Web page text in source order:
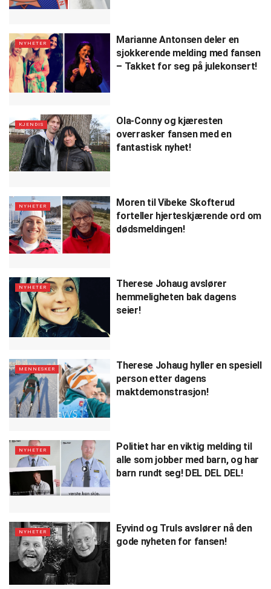
NYHETER
Marianne Antonsen deler en
sjokkerende melding med fansen
– Takket for seg på julekonsert!
KJENDIS
Ola-Conny og kjæresten
overrasker fansen med en
fantastisk nyhet!
NYHETER
Moren til Vibeke Skofterud
forteller hjerteskjærende ord om
dødsmeldingen!
NYHETER
Therese Johaug avslører
hemmeligheten bak dagens
seier!
MENNESKER
Therese Johaug hyller en spesiell
person etter dagens
maktdemonstrasjon!
NYHETER
Politiet har en viktig melding til
alle som jobber med barn, og har
barn rundt seg! DEL DEL DEL!
NYHETER
Eyvind og Truls avslører nå den
gode nyheten for fansen!